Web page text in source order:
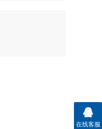
在线客服